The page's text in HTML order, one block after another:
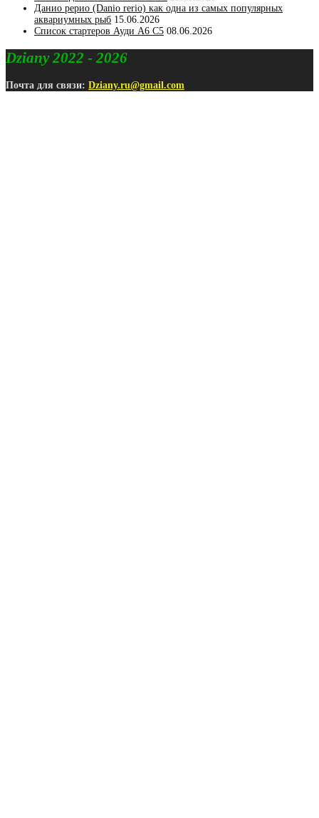
Данио рерио (Danio rerio) как одна из самых популярных
аквариумных рыб 15.06.2026
Список стартеров Ауди А6 С5 08.06.2026
Dziany 2022 - 2026
Почта для связи: Dziany.ru@gmail.com